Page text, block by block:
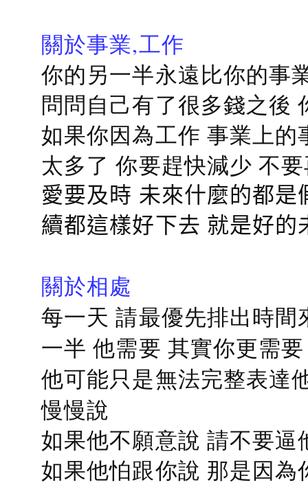
關於事業,工作
你的另一半永遠比你的事
問問自己有了很多錢之後
如果你因為工作 事業上
太多了 你要趕快減少 不
愛要及時 未來什麼的都
續都這樣好下去 就是好的
關於相處
每一天 請最優先排出時
一半 他需要 其實你更需要
他可能只是無法完整表達
慢慢說
如果他不願意說 請不要逼
如果他怕跟你說 那是因